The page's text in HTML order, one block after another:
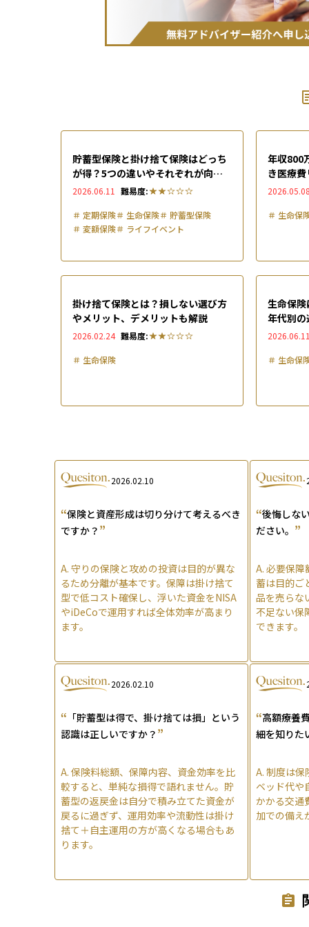
貯蓄型保険と掛け捨て保険はどっち
が得？5つの違いやそれぞれが向い
ている人の特徴を紹介
2026.06.11 難易度:
＃ 定期保険＃ 生命保険＃ 貯蓄型保険
＃ 変額保険＃ ライフイベント
年収800
き医療
＃ 生命保
掛け捨て保険とは？損しない選び方
やメリット、デメリットも解説
2026.02.24 難易度:
＃ 生命保険
生命保
年代別
すく解説
＃ 生命保
2026.02.10
“保険と資産形成は切り分けて考えるべき
ですか？ ”
A. 守りの保険と攻めの投資は目的が異な
るため分離が基本です。保障は掛け捨て
型で低コスト確保し、浮いた資金をNISA
やiDeCoで運用すれば全体効率が高まり
ます。
“後悔しな
ださい。 ”
A. 必要保障
蓄は目的ご
品を売らな
不足ない保
できます。
2026.02.10
“ 「貯蓄型は得で、掛け捨ては損」という
認識は正しいですか？ ”
A. 保険料総額、保障内容、資金効率を比
較すると、単純な損得で語れません。貯
蓄型の返戻金は自分で積み立てた資金が
戻るに過ぎず、運用効率や流動性は掛け
捨て＋自主運用の方が高くなる場合もあ
ります。
“高額療養
細を知りた
A. 制度は保
ベッド代や
かかる交通
加での備え